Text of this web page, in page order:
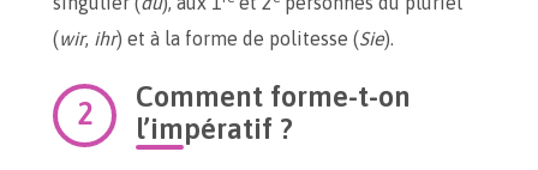
(wir, ihr) et à la forme de politesse (Sie).
Comment forme-t-on
l’impératif ?